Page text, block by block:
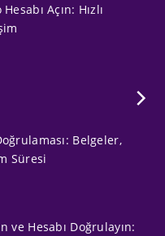
Açın: Hızlı
Belgeler,
Süresi
ve Hesabı Doğrulayın: